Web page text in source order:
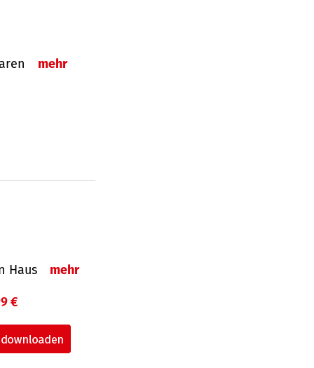
mehr
Haus mehr
€